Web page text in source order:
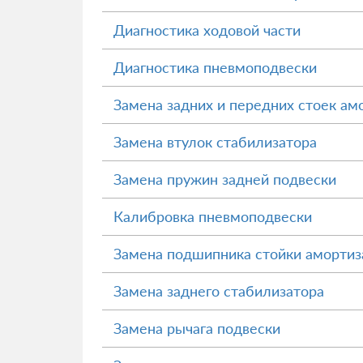
Диагностика ходовой части
Диагностика пневмоподвески
Замена задних и передних стоек
Замена втулок стабилизатора
Замена пружин задней подвески
Калибровка пневмоподвески
Замена подшипника стойки
Замена заднего стабилизатора
Замена рычага подвески